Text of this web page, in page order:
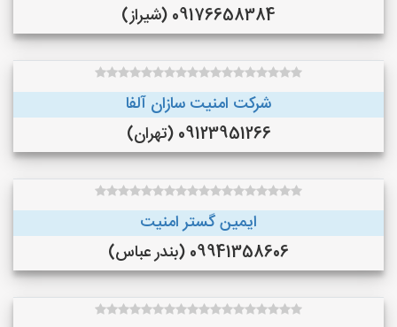
09176658384 (شیراز)
شرکت امنیت سازان آلفا
09123951266 (تهران)
ایمین گستر امنیت
09941358606 (بندر عباس)